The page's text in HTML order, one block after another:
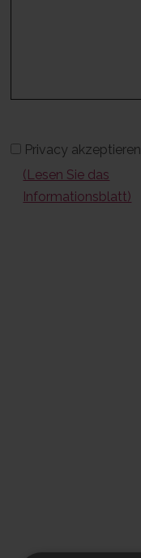
Privacy akzeptieren
(Lesen Sie das
Informationsblatt)